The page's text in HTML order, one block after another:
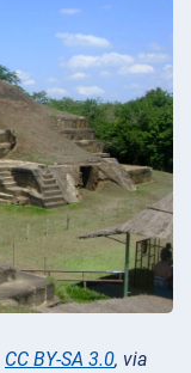
CC BY-SA 3.0, via